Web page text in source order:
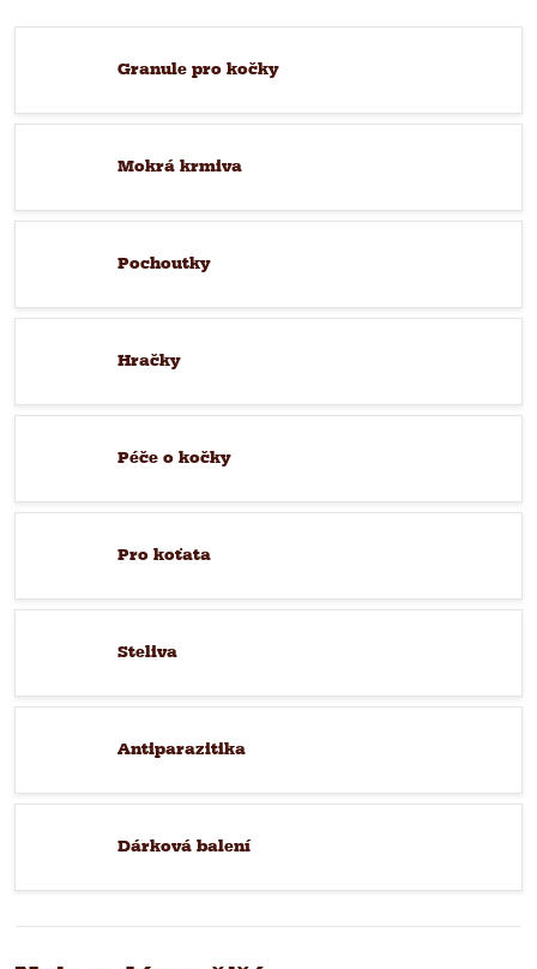
Granule pro kočky
Mokrá krmiva
Pochoutky
Hračky
Péče o kočky
Pro koťata
Steliva
Antiparazitika
Dárková balení